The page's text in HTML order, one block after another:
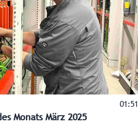
01:51
Monats März 2025